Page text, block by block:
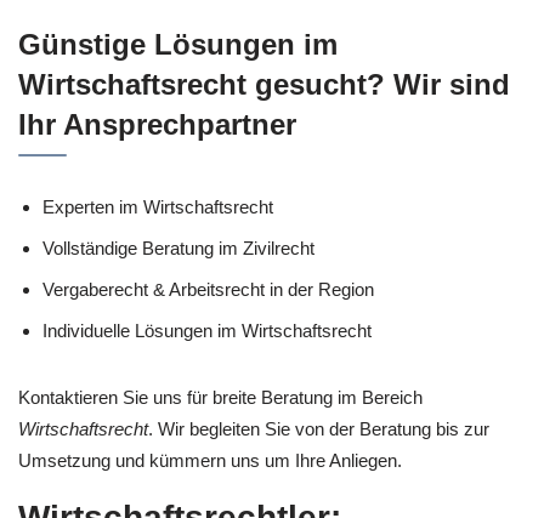
Günstige Lösungen im
Wirtschaftsrecht gesucht? Wir sind
Ihr Ansprechpartner
Experten im Wirtschaftsrecht
Vollständige Beratung im Zivilrecht
Vergaberecht & Arbeitsrecht in der Region
Individuelle Lösungen im Wirtschaftsrecht
Kontaktieren Sie uns für breite Beratung im Bereich
Wirtschaftsrecht. Wir begleiten Sie von der Beratung bis zur
Umsetzung und kümmern uns um Ihre Anliegen.